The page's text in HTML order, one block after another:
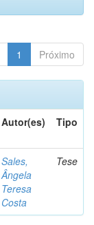
1 Próximo
Autor(es) Tipo
Sales,
Ângela
Teresa
Costa
Tese